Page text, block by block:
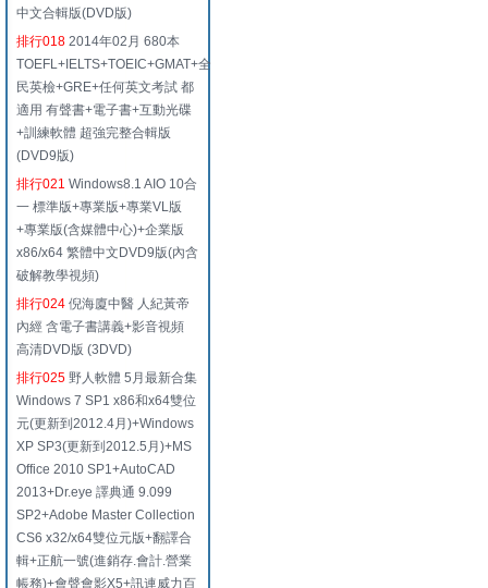
中文合輯版(DVD版)
排行018 2014年02月 680本
TOEFL+IELTS+TOEIC+GMAT+全
民英檢+GRE+任何英文考試 都
適用 有聲書+電子書+互動光碟
+訓練軟體 超強完整合輯版
(DVD9版)
排行021 Windows8.1 AIO 10合
一 標準版+專業版+專業VL版
+專業版(含媒體中心)+企業版
x86/x64 繁體中文DVD9版(內含
破解教學視頻)
排行024 倪海廈中醫 人紀黃帝
內經 含電子書講義+影音視頻
高清DVD版 (3DVD)
排行025 野人軟體 5月最新合集
Windows 7 SP1 x86和x64雙位
元(更新到2012.4月)+Windows
XP SP3(更新到2012.5月)+MS
Office 2010 SP1+AutoCAD
2013+Dr.eye 譯典通 9.099
SP2+Adobe Master Collection
CS6 x32/x64雙位元版+翻譯合
輯+正航一號(進銷存.會計.營業
帳務)+會聲會影X5+訊連威力百